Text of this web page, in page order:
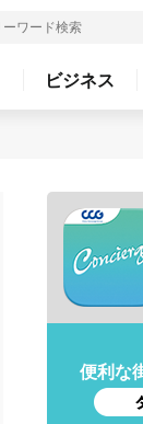
ビジネス
便利な